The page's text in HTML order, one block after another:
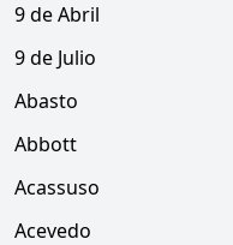
9 de Abril
9 de Julio
Abasto
Abbott
Acassuso
Acevedo